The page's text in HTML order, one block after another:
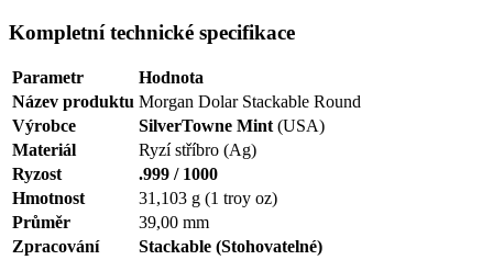
Kompletní technické specifikace
Parametr
Hodnota
Název produktu Morgan Dolar Stackable Round
Výrobce
SilverTowne Mint (USA)
Materiál
Ryzí stříbro (Ag)
Ryzost
.999 / 1000
Hmotnost
31,103 g (1 troy oz)
Průměr
39,00 mm
Zpracování
Stackable (Stohovatelné)